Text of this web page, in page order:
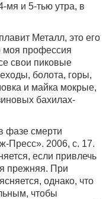
мя и 5-тью утра, в
Металл, это его
моя профессия
свои пиковые
болота, горы,
и майка мокрые,
бахилах-
фазе смерти
Пресс». 2006, с. 17.
если привлечь
прежняя. При
однако, что
чтобы